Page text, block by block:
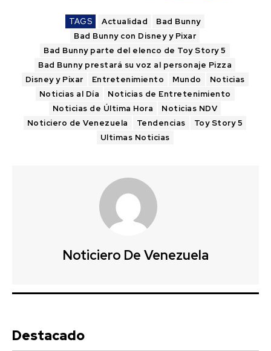
TAGS Actualidad
Bad Bunny
Bad Bunny con Disney y Pixar
Bad Bunny parte del elenco de Toy Story 5
Bad Bunny prestará su voz al personaje Pizza
Disney y Pixar
Entretenimiento Mundo
Noticias
Noticias al Día
Noticias de Entretenimiento
Noticias de Última Hora
Noticias NDV
Noticiero de Venezuela
Tendencias
Toy Story 5
Ultimas Noticias
Noticiero De Venezuela
Destacado